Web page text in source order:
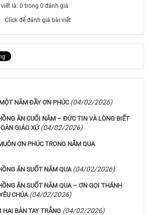
là: 0 trong 0 đánh giá
Click để đánh giá bài viết
NĂM ĐẦY ƠN PHÚC (04/02/2026)
ÂN CUỐI NĂM – ĐỨC TIN VÀ LÒNG BIẾT
GIÁO XỨ (04/02/2026)
ƠN PHÚC TRONG NĂM QUA
ÂN SUỐT NĂM QUA (04/02/2026)
ÂN SUỐT NĂM QUA – ƠN GỌI THÁNH
CHÚA (04/02/2026)
BÀN TAY TRẮNG (04/02/2026)